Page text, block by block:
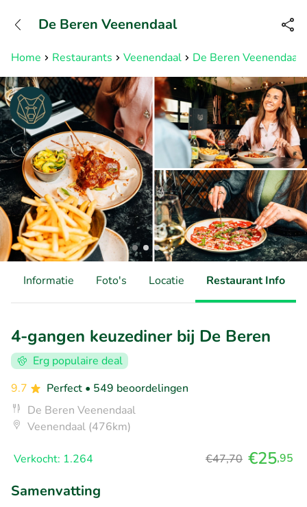
Bereikbaar tot 23:00 uur
Home Restaurants Veenendaal De Beren Veenendaal
De Beren Veenendaal
Informatie Foto's Locatie Restaurant Info
4-gangen keuzediner bij De Beren
Erg populaire deal
9.7
Perfect • 549 beoordelingen
De Beren Veenendaal
Veenendaal (476km)
Verkocht: 1.264 €47,70 €25,95
Samenvatting